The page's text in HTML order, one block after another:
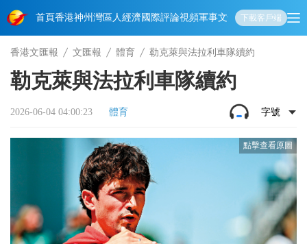
首頁香港神州 灣區人經濟國際評論視頻軍事文化 娛樂生活教育體
下載客戶端
香港文匯報 文匯報 體育 勒克萊與法拉利車隊續約
勒克萊與法拉利車隊續約
2026-06-04 04:00:23 體育 字號